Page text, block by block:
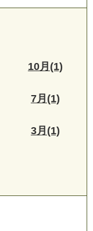
10月(1)
7月(1)
3月(1)